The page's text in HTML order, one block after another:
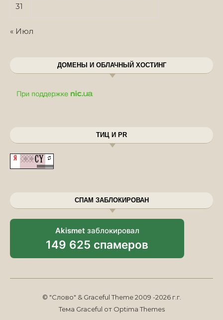
31
« Июл
ДОМЕНЫ И ОБЛАЧНЫЙ ХОСТИНГ
ТИЦ И PR
СПАМ ЗАБЛОКИРОВАН
Akismet заблокировал
149 625 спамеров
© "Слово" & Graceful Theme 2009 -2026 г.г.
Тема Graceful от Optima Themes